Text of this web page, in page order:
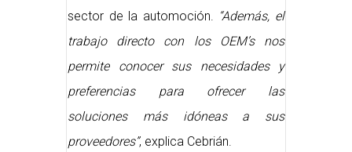
sector de la automoción. “Además, el
trabajo directo con los OEM’s nos
permite conocer sus necesidades y
preferencias para ofrecer las
soluciones más idóneas a sus
proveedores”, explica Cebrián.